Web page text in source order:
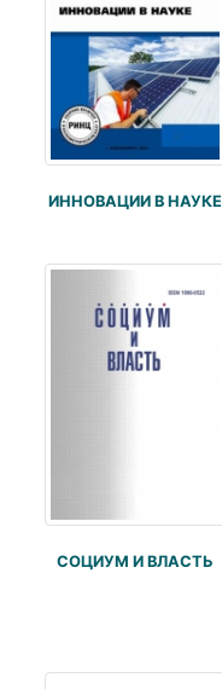
ИННОВАЦИИ В НАУКЕ
СОЦИУМ И ВЛАСТЬ